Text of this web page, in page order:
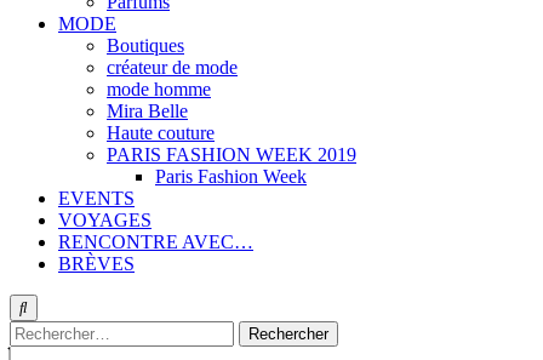
MODE
Boutiques
créateur de mode
mode homme
Mira Belle
Haute couture
PARIS FASHION WEEK 2019
Paris Fashion Week
EVENTS
VOYAGES
RENCONTRE AVEC…
BRÈVES
Rechercher :